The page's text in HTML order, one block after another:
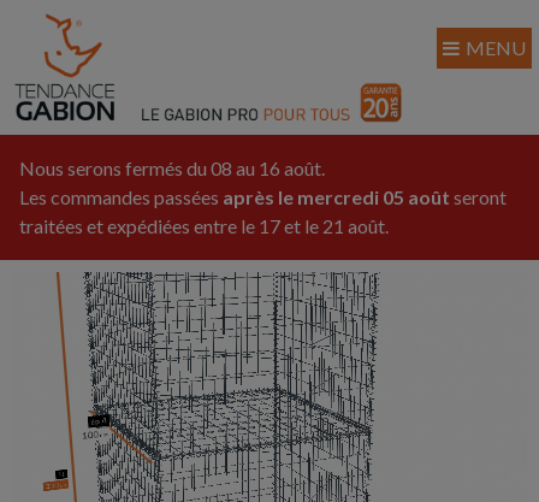
Nous serons fermés du 08 au 16 août.
Les commandes passées après le mercredi 05 août seront
traitées et expédiées entre le 17 et le 21 août.
MENU